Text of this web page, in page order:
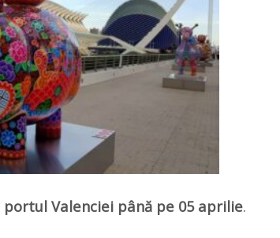
portul Valenciei până pe 05 aprilie.